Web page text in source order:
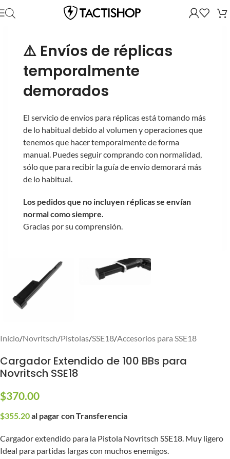
⚠️ Envíos de réplicas
temporalmente
demorados
El servicio de envíos para réplicas está tomando más
de lo habitual debido al volumen y operaciones que
tenemos que hacer temporalmente de forma
manual. Puedes seguir comprando con normalidad,
sólo que para recibir la guía de envío demorará más
de lo habitual.
Los pedidos que no incluyen réplicas se envían
normal como siempre.
Gracias por su comprensión.
Inicio/Novritsch/Pistolas/SSE18/Accesorios para SSE18
Cargador Extendido de 100 BBs para
Novritsch SSE18
$370.00
$355.20al pagar con Transferencia
Cargador extendido para la Pistola Novritsch SSE18. Muy ligero
Ideal para partidas largas con muchos enemigos.